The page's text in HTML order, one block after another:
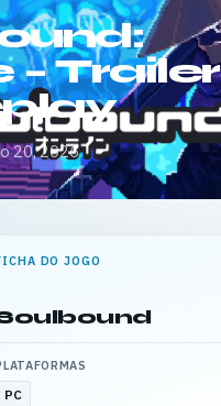
– Trailer
20, 2026
DO JOGO
PC